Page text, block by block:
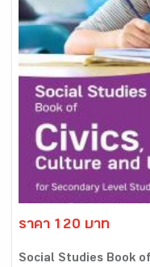
ราคา 120 บาท
Social Studies Book